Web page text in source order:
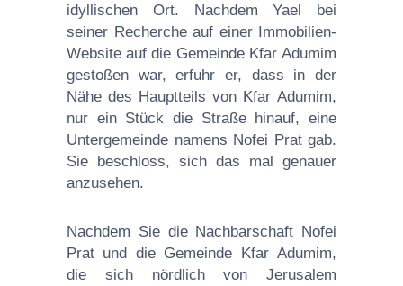
idyllischen Ort. Nachdem Yael bei
seiner Recherche auf einer Immobilien-
Website auf die Gemeinde Kfar Adumim
gestoßen war, erfuhr er, dass in der
Nähe des Hauptteils von Kfar Adumim,
nur ein Stück die Straße hinauf, eine
Untergemeinde namens Nofei Prat gab.
Sie beschloss, sich das mal genauer
anzusehen.
Nachdem Sie die Nachbarschaft Nofei
Prat und die Gemeinde Kfar Adumim,
die sich nördlich von Jerusalem